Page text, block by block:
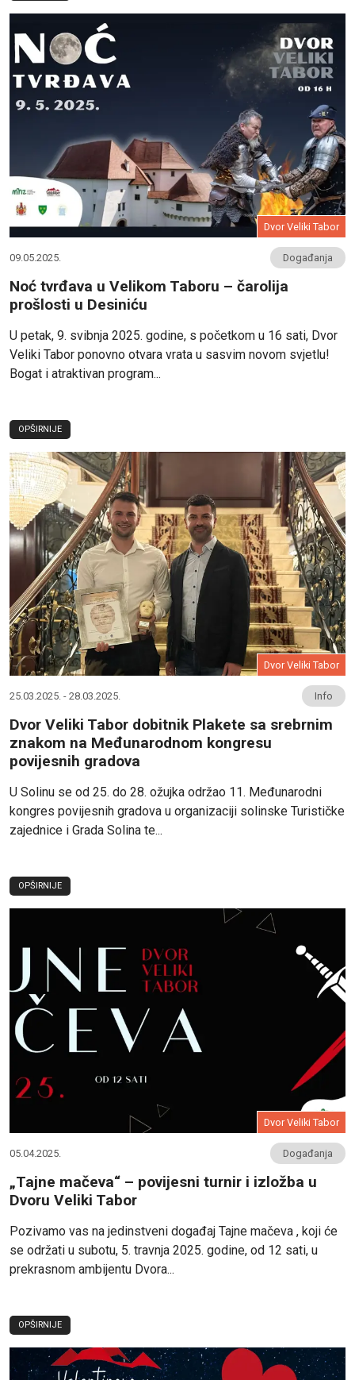
Dvor Veliki Tabor
09.05.2025. Događanja
Noć tvrđava u Velikom Taboru – čarolija
prošlosti u Desiniću
U petak, 9. svibnja 2025. godine, s početkom u 16 sati, Dvor
Veliki Tabor ponovno otvara vrata u sasvim novom svjetlu!
Bogat i atraktivan program...
OPŠIRNIJE
Dvor Veliki Tabor
25.03.2025. - 28.03.2025. Info
Dvor Veliki Tabor dobitnik Plakete sa srebrnim
znakom na Međunarodnom kongresu
povijesnih gradova
U Solinu se od 25. do 28. ožujka održao 11. Međunarodni
kongres povijesnih gradova u organizaciji solinske Turističke
zajednice i Grada Solina te...
OPŠIRNIJE
Dvor Veliki Tabor
05.04.2025. Događanja
„Tajne mačeva“ – povijesni turnir i izložba u
Dvoru Veliki Tabor
Pozivamo vas na jedinstveni događaj Tajne mačeva , koji će
se održati u subotu, 5. travnja 2025. godine, od 12 sati, u
prekrasnom ambijentu Dvora...
OPŠIRNIJE